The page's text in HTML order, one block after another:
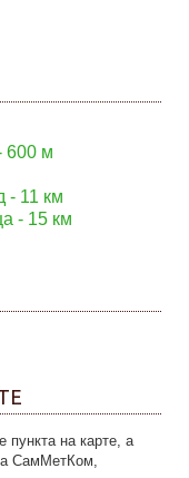
600 м
- 11 км
- 15 км
пункта на карте, а
СамМетКом,